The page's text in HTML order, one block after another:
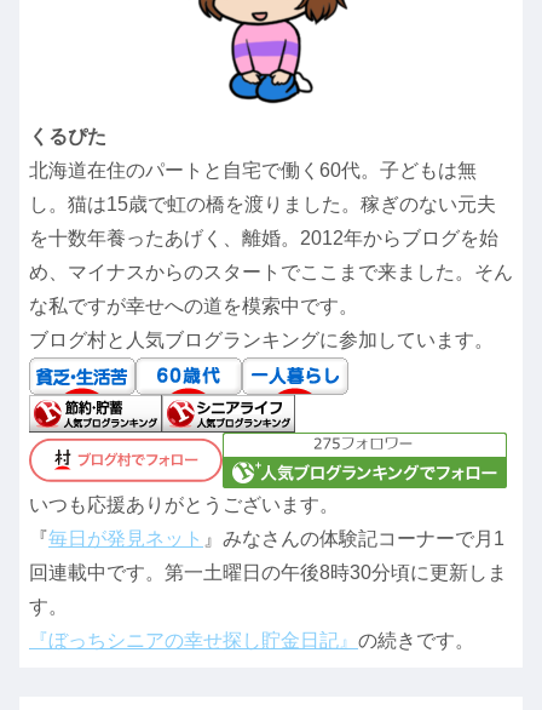
くるぴた
北海道在住のパートと自宅で働く60代。子どもは無
し。猫は15歳で虹の橋を渡りました。稼ぎのない元夫
を十数年養ったあげく、離婚。2012年からブログを始
め、マイナスからのスタートでここまで来ました。そん
な私ですが幸せへの道を模索中です。
ブログ村と人気ブログランキングに参加しています。
いつも応援ありがとうございます。
『毎日が発見ネット 』みなさんの体験記コーナーで月1
回連載中です。第一土曜日の午後8時30分頃に更新しま
す。
『ぼっちシニアの幸せ探し貯金日記』 の続きです。